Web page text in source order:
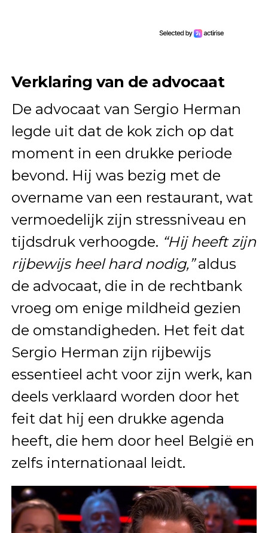
Verklaring van de advocaat
De advocaat van Sergio Herman
legde uit dat de kok zich op dat
moment in een drukke periode
bevond. Hij was bezig met de
overname van een restaurant, wat
vermoedelijk zijn stressniveau en
tijdsdruk verhoogde. “Hij heeft zijn
rijbewijs heel hard nodig,”aldus
de advocaat, die in de rechtbank
vroeg om enige mildheid gezien
de omstandigheden. Het feit dat
Sergio Herman zijn rijbewijs
essentieel acht voor zijn werk, kan
deels verklaard worden door het
feit dat hij een drukke agenda
heeft, die hem door heel België en
zelfs internationaal leidt.